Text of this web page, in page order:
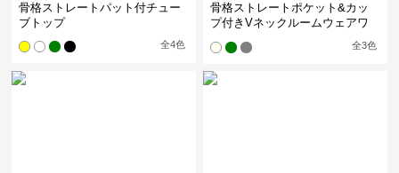
骨格ストレートパット付チュー
ブトップ
全4色
骨格ストレートポケット&カッ
プ付きVネックルームウェアワ
全3色